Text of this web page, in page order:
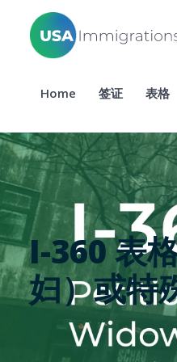
Home 签证 表格
I-360 表
妇）或特